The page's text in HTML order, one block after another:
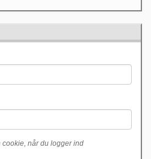
cookie, når du logger ind